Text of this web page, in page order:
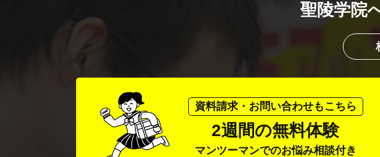
聖陵学院
資料請求・お問い合わせもこちら
2週間の無料体験
マンツーマンでのお悩み相談付き